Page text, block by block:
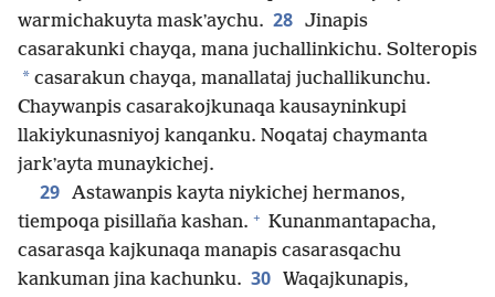
warmichakuyta maskʼaychu. 28 Jinapis
casarakunki chayqa, mana juchallinkichu. Solteropis
* casarakun chayqa, manallataj juchallikunchu.
Chaywanpis casarakojkunaqa kausayninkupi
llakiykunasniyoj kanqanku. Noqataj chaymanta
jarkʼayta munaykichej.
29 Astawanpis kayta niykichej hermanos,
tiempoqa pisillaña kashan. + Kunanmantapacha,
casarasqa kajkunaqa manapis casarasqachu
kankuman jina kachunku. 30 Waqajkunapis,